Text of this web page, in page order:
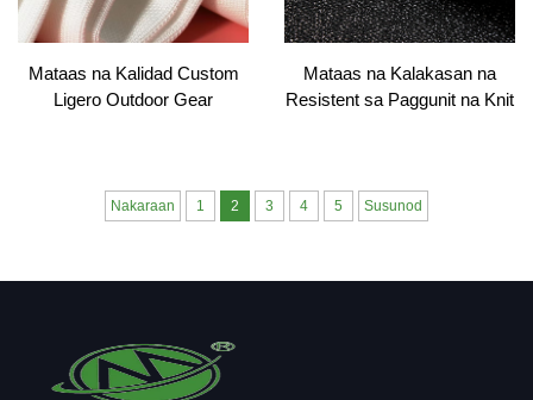
Mataas na Kalidad Custom
Ligero Outdoor Gear
Knitting Pattern
Mataas na Kalakasan na
Resistent sa Paggunit na Knit
Linings | Direct sa Fabrika
Nakaraan 1 2 3 4 5 Susunod